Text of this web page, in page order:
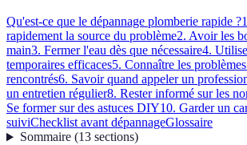
Qu'est-ce que le dépannage plomberie rapide ?
rapidement la source du problème2. Avoir les
main3. Fermer l'eau dès que nécessaire4.
temporaires efficaces5. Connaître les
rencontrés6. Savoir quand appeler un
un entretien régulier8. Rester informé sur les
Se former sur des astuces DIY10. Garder un
suiviChecklist avant dépannageGlossaire
Sommaire(13 sections)